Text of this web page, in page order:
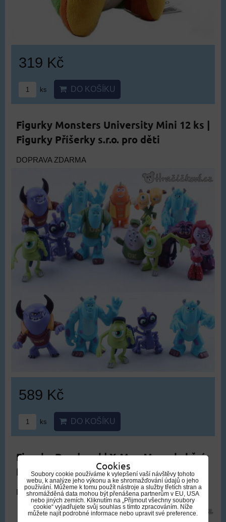
319 Kč
ks DO KOŠÍKU
Figurky Monsters University Mini 12 ks |
Figurky Příšerky s.r.o. pro děti
DOPRAVA ZDARMA
589 Kč
ks DO KOŠÍKU
Figurka Deadpool | X-Men Marvel akční
figurka Deadpool
DOPRAVA ZDARMA
Cookies
Soubory cookie používáme k vylepšení vaší návštěvy tohoto
webu, k analýze jeho výkonu a ke shromažďování údajů o jeho
používání. Můžeme k tomu použít nástroje a služby třetích stran a
shromážděná data mohou být přenášena partnerům v EU, USA
nebo jiných zemích. Kliknutím na „Přijmout všechny soubory
cookie“ vyjadřujete svůj souhlas s tímto zpracováním. Níže
můžete najít podrobné informace nebo upravit své preference.